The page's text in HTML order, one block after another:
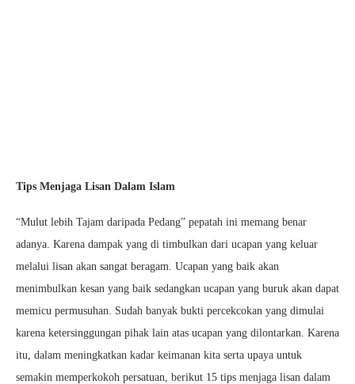
Tips Menjaga Lisan Dalam Islam
“Mulut lebih Tajam daripada Pedang” pepatah ini memang benar
adanya. Karena dampak yang di timbulkan dari ucapan yang keluar
melalui lisan akan sangat beragam. Ucapan yang baik akan
menimbulkan kesan yang baik sedangkan ucapan yang buruk akan dapat
memicu permusuhan. Sudah banyak bukti percekcokan yang dimulai
karena ketersinggungan pihak lain atas ucapan yang dilontarkan. Karena
itu, dalam meningkatkan kadar keimanan kita serta upaya untuk
semakin memperkokoh persatuan, berikut 15 tips menjaga lisan dalam